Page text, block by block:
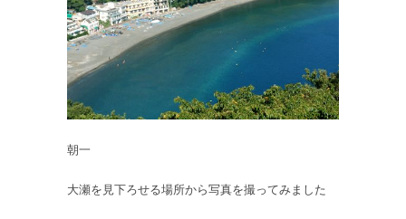
朝一
大瀬を見下ろせる場所から写真を撮ってみました